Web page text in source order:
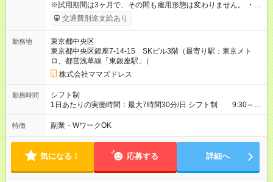
※試用期間は3ヶ月で、その間も雇用形態は変わりません。 ・試
用期間後、面談の上正社員登用への道も開きます。 ・交通費支
給（上限15,000円/月） 【試用期間】試用期間あり 試用期間の長
す。 雇用形態：本採用時と同じです。 給与：時給 1,226円以上
試用期間後、1,300円～スタートとなります。 経験・スキル等、
考慮いたします。 試用期間中は、健康保険など、福利厚生の一
部が制限される可能性があります。
交通費別途支給あり
勤務地
東京都中央区
東京都中央区銀座7-14-15 SKビル3階（最寄り駅：東京メト
ロ、都営浅草線「東銀座駅」）
株式会社ママズドレス
勤務時間
シフト制
1日あたりの実働時間：最大7時間30分/日 シフト制 9:30～
18:00（休憩1時間）の間で考慮。 ・PCの基本操作は必須 ・週
２～3以上出勤可能な方優遇。 ・土日出勤可能な方優遇。 シフ
特徴 副業・WワークOK
気になる！ 応募する 詳細へ